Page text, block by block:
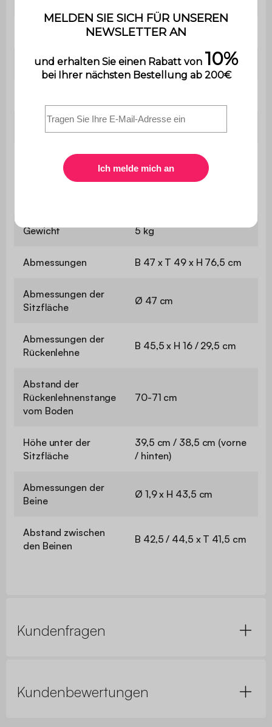
Ausgewogen
Maximale Belastung 110 kg pro Sitzplatz
Garantie
Der Aufbau ist sehr
einfach, eine
Bedienungsanleitung
Gewicht 5 kg
Abmessungen B 47 x T 49 x H 76,5 cm
Abmessungen der
Sitzfläche
Ø 47 cm
Abmessungen der
Rückenlehne
B 45,5 x H 16 / 29,5 cm
Abstand der
Rückenlehnenstange
vom Boden
70-71 cm
Höhe unter der
Sitzfläche
39,5 cm / 38,5 cm (vorne
/ hinten)
Abmessungen der
Beine
Ø 1,9 x H 43,5 cm
Abstand zwischen
den Beinen
B 42,5 / 44,5 x T 41,5 cm
Kundenfragen
Kundenbewertungen